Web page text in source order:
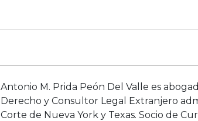
Antonio M. Prida Peón Del Valle es
Derecho y Consultor Legal Extranjero
Corte de Nueva York y Texas. Socio de